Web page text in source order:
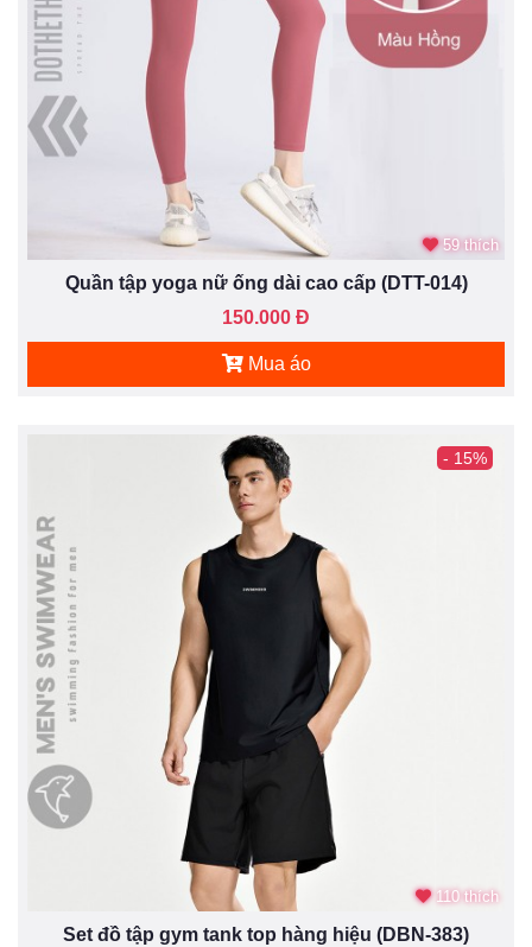
59 thích
Quần tập yoga nữ ống dài cao cấp (DTT-014)
150.000 Đ
Mua áo
- 15%
110 thích
Set đồ tập gym tank top hàng hiệu (DBN-383)